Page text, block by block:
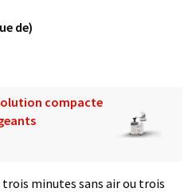
de)
compacte
minutes sans air ou trois